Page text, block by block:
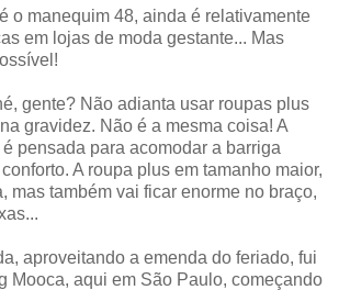
o manequim 48, ainda é relativamente
em lojas de moda gestante... Mas
gente? Não adianta usar roupas plus
gravidez. Não é a mesma coisa! A
pensada para acomodar a barriga
A roupa plus em tamanho maior,
mas também vai ficar enorme no braço,
aproveitando a emenda do feriado, fui
Mooca, aqui em São Paulo, começando